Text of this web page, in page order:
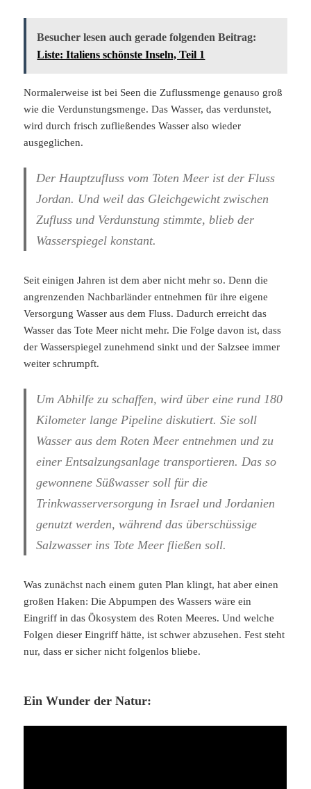
Besucher lesen auch gerade folgenden Beitrag:
Liste: Italiens schönste Inseln, Teil 1
Normalerweise ist bei Seen die Zuflussmenge genauso groß
wie die Verdunstungsmenge. Das Wasser, das verdunstet,
wird durch frisch zufließendes Wasser also wieder
ausgeglichen.
Der Hauptzufluss vom Toten Meer ist der Fluss
Jordan. Und weil das Gleichgewicht zwischen
Zufluss und Verdunstung stimmte, blieb der
Wasserspiegel konstant.
Seit einigen Jahren ist dem aber nicht mehr so. Denn die
angrenzenden Nachbarländer entnehmen für ihre eigene
Versorgung Wasser aus dem Fluss. Dadurch erreicht das
Wasser das Tote Meer nicht mehr. Die Folge davon ist, dass
der Wasserspiegel zunehmend sinkt und der Salzsee immer
weiter schrumpft.
Um Abhilfe zu schaffen, wird über eine rund 180
Kilometer lange Pipeline diskutiert. Sie soll
Wasser aus dem Roten Meer entnehmen und zu
einer Entsalzungsanlage transportieren. Das so
gewonnene Süßwasser soll für die
Trinkwasserversorgung in Israel und Jordanien
genutzt werden, während das überschüssige
Salzwasser ins Tote Meer fließen soll.
Was zunächst nach einem guten Plan klingt, hat aber einen
großen Haken: Die Abpumpen des Wassers wäre ein
Eingriff in das Ökosystem des Roten Meeres. Und welche
Folgen dieser Eingriff hätte, ist schwer abzusehen. Fest steht
nur, dass er sicher nicht folgenlos bliebe.
Ein Wunder der Natur: